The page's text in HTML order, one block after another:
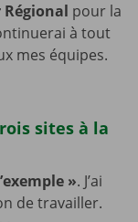
pour la
à tout
mes équipes.
sites à la
». J’ai
de travailler.